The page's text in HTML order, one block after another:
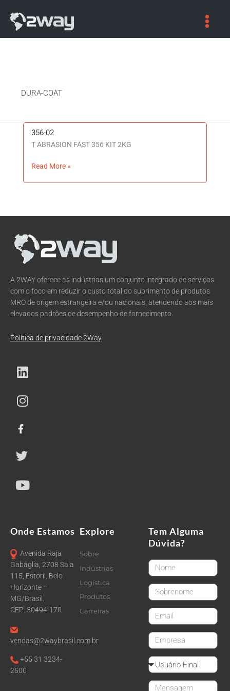
DURA-COAT
356-02
T ABRASION FAST 356 KIT 2KG
356-
02
Read More »
A 2WAY oferece às indústrias um conjunto integrado de serviços
com o foco em reduzir o custo total do suprimento de produtos
MRO de origem estrangeira e/ou nacionais, atendendo aos mais
elevados padrões de desempenho de fornecimento.
Política de privacidade 2Way
Onde Estamos
Avenida Raja
Gabáglia, 2708 Sala
115, Estoril, Belo
Horizonte –
MG/Brasil.
CEP: 30494-170
vendas@2waybrasil.com.br
+55 31 3234-
2500
Explore
Sobre
Indústrias
Logística
Produtos
Carreiras
Tem Alguma
Dúvida?
FirstName
LastName
email
CompanyName
Reseller
Message